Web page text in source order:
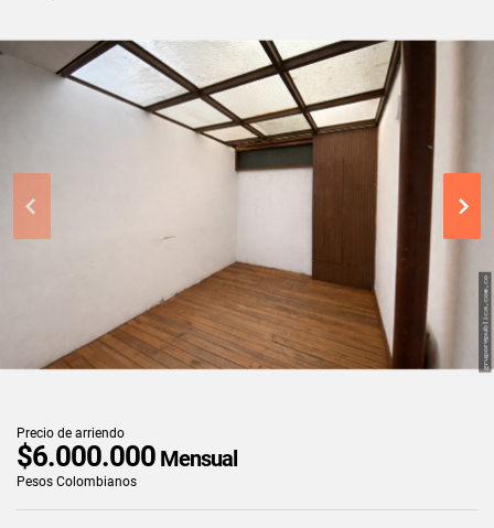
Precio de arriendo
$6.000.000 Mensual
Pesos Colombianos